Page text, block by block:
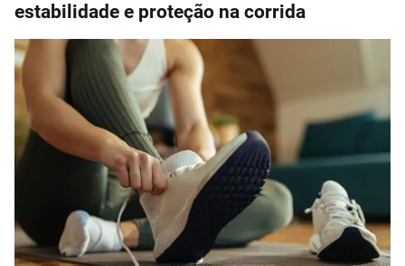
estabilidade e proteção na corrida